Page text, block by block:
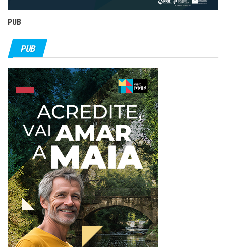
PUB
PUB